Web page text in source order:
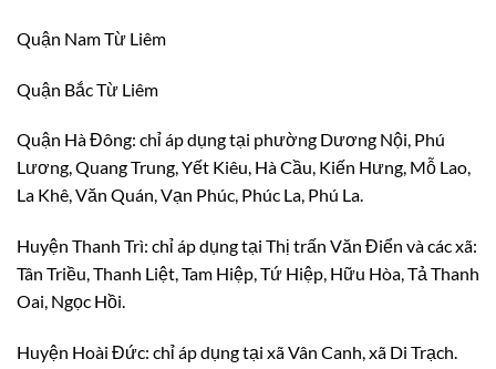
Quận Nam Từ Liêm
Quận Bắc Từ Liêm
Quận Hà Đông: chỉ áp dụng tại phường Dương Nội, Phú
Lương, Quang Trung, Yết Kiêu, Hà Cầu, Kiến Hưng, Mỗ Lao,
La Khê, Văn Quán, Vạn Phúc, Phúc La, Phú La.
Huyện Thanh Trì: chỉ áp dụng tại Thị trấn Văn Điển và các xã:
Tân Triều, Thanh Liệt, Tam Hiệp, Tứ Hiệp, Hữu Hòa, Tả Thanh
Oai, Ngọc Hồi.
Huyện Hoài Đức: chỉ áp dụng tại xã Vân Canh, xã Di Trạch.